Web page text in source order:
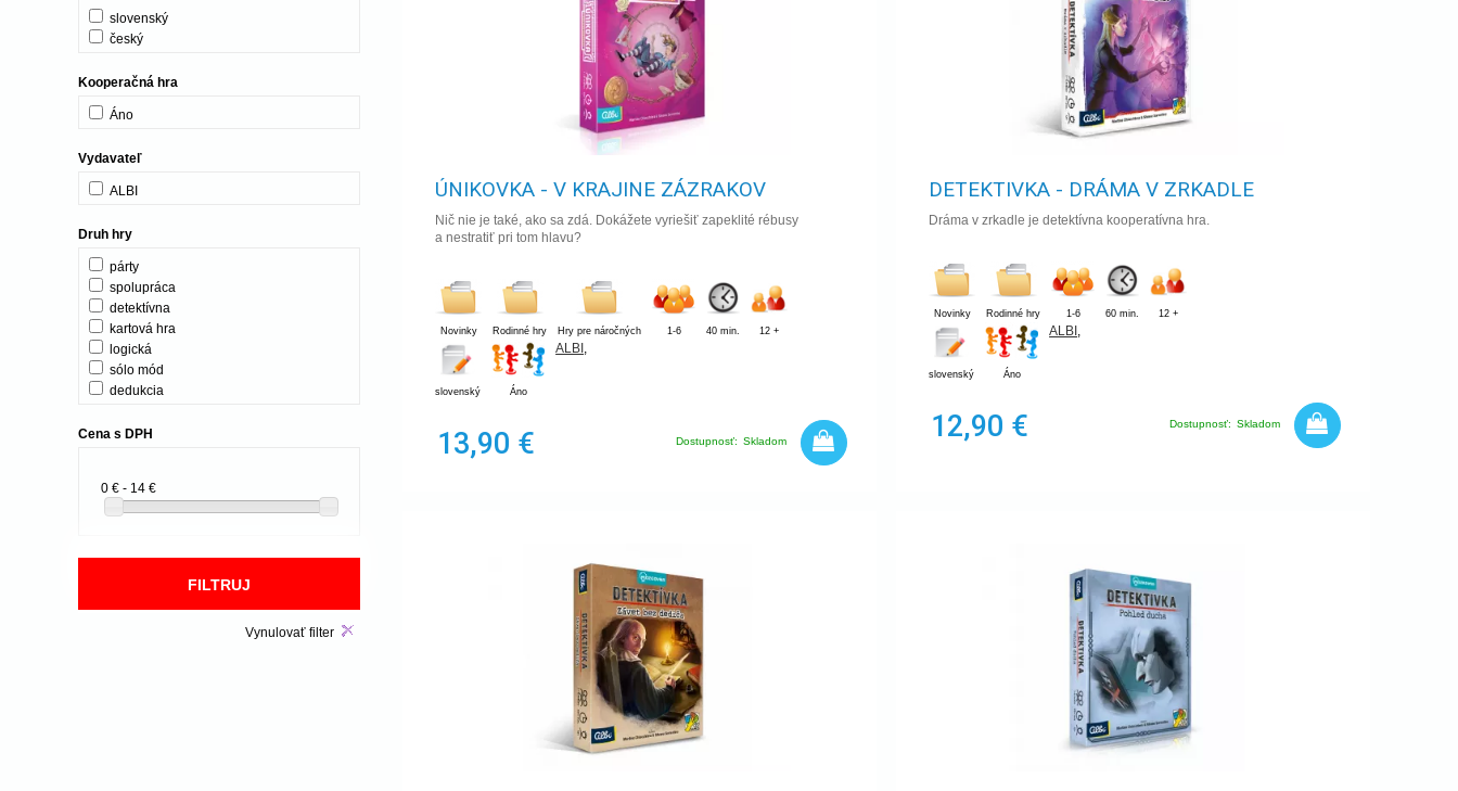
ÚNIKOVKA - V KRAJINE ZÁZRAKOV
Nič nie je také, ako sa zdá. Dokážete vyriešiť zapeklité rébusy
a nestratiť pri tom hlavu?
Novinky Rodinné hry Hry pre náročných 1-6 40 min. 12 +
slovenský Áno
ALBI
13,90 € Dostupnosť: Skladom
DETEKTIVKA - DRÁMA V ZRKADLE
Dráma v zrkadle je detektívna kooperatívna hra.
Novinky Rodinné hry 1-6 60 min. 12 +
slovenský Áno
ALBI
12,90 € Dostupnosť: Skladom
slovenský
český
Kooperačná hra
Áno
Vydavateľ
ALBI
Druh hry
párty
spolupráca
detektívna
kartová hra
logická
sólo mód
dedukcia
Cena s DPH
0 € - 14 €
Vynulovať filter